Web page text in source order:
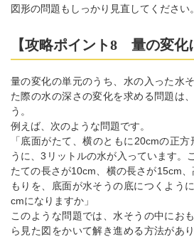
図形の問題もしっかり見直してください。
【攻略ポイント8 量の変化
量の変化の単元のうち、水の入った水
た際の水の深さの変化を求める問題は
う。
例えば、次のような問題です。
「底面がたて、横のともに20cmの正
うに、3リットルの水が入っています。
たての長さが10cm、横の長さが15cm
もりを、底面が水そうの底につくよう
cmになりますか」
このような問題では、水そうの中にお
ら見た図をかいて解き進める方法があ